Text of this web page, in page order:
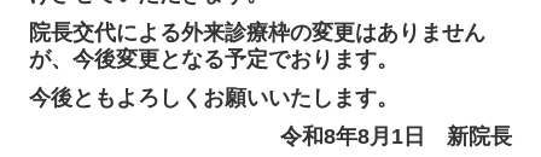
院長交代による外来診療枠の変更はありません
が、今後変更となる予定でおります。
今後ともよろしくお願いいたします。
令和8年8月1日 新院長